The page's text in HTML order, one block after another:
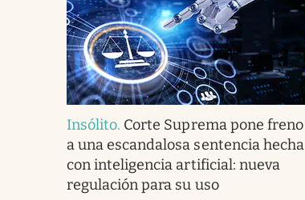
Insólito. Corte Suprema pone freno
a una escandalosa sentencia hecha
con inteligencia artificial: nueva
regulación para su uso